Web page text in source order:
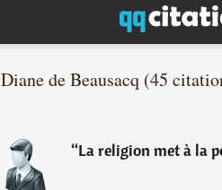
Diane de Beausacq (45
“La religion met à la